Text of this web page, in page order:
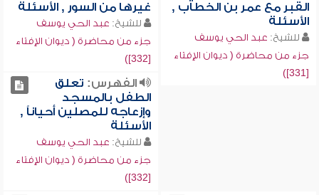
القبر مع عمر بن الخطاب ,
الأسئلة
للشيخ: عبد الحي يوسف
جزء من محاضرة ( ديوان الإفتاء
[331])
غيرها من السور , الأسئلة
للشيخ: عبد الحي يوسف
جزء من محاضرة ( ديوان الإفتاء
[332])
الفهرس: تعلق
الطفل بالمسجد
وإزعاجه للمصلين أحياناً ,
الأسئلة
للشيخ: عبد الحي يوسف
جزء من محاضرة ( ديوان الإفتاء
[332])